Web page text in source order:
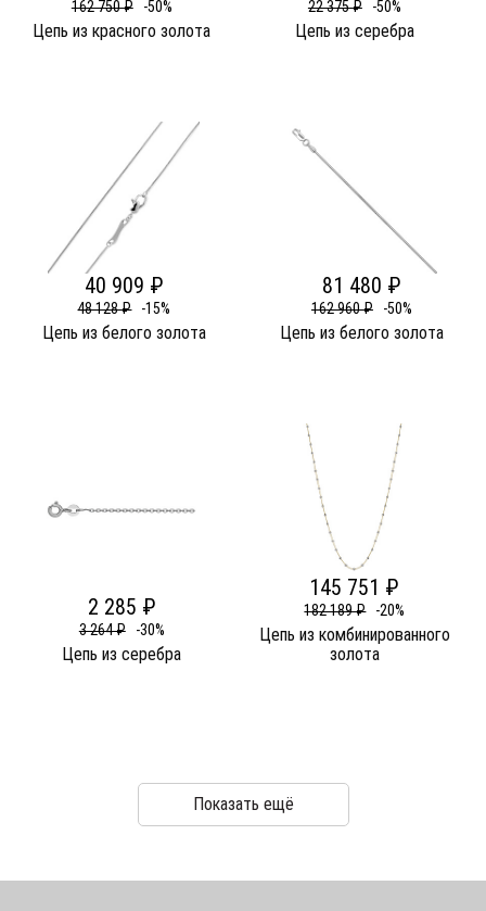
162 750 ₽ -50%
Цепь из красного золота
22 375 ₽ -50%
Цепь из серебра
40 909 ₽
48 128 ₽ -15%
Цепь из белого золота
81 480 ₽
162 960 ₽ -50%
Цепь из белого золота
2 285 ₽
3 264 ₽ -30%
Цепь из серебра
145 751 ₽
182 189 ₽ -20%
Цепь из комбинированного
золота
Показать ещё